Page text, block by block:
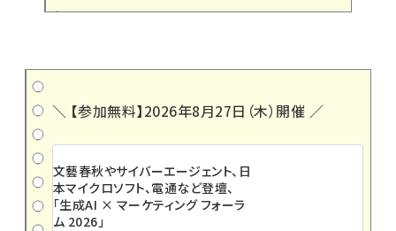
＼ 【参加無料】2026年8月27日（木）開催 ／
文藝春秋やサイバーエージェント、日
本マイクロソフト、電通など登壇、
「生成AI × マーケティング フォーラ
ム 2026」